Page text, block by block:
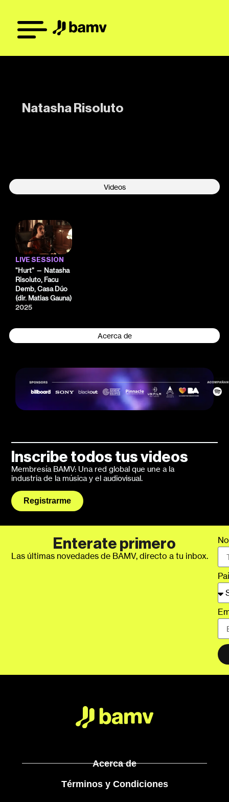
Natasha Risoluto
Videos
Acerca de
LIVE SESSION
"Hurt" — Natasha
Risoluto, Facu
Demb, Casa Dúo
(dir. Matias Gauna)
2025
Inscribe todos tus videos
Membresía BAMV: Una red global que une a la
industria de la música y el audiovisual.
Registrarme
Enterate primero
Las últimas novedades de BAMV, directo a tu inbox.
Acerca de
Términos y Condiciones